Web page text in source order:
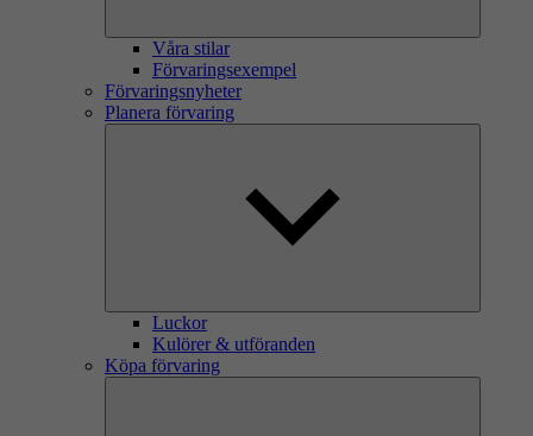
Våra stilar
Förvaringsexempel
Förvaringsnyheter
Planera förvaring
Luckor
Kulörer & utföranden
Köpa förvaring